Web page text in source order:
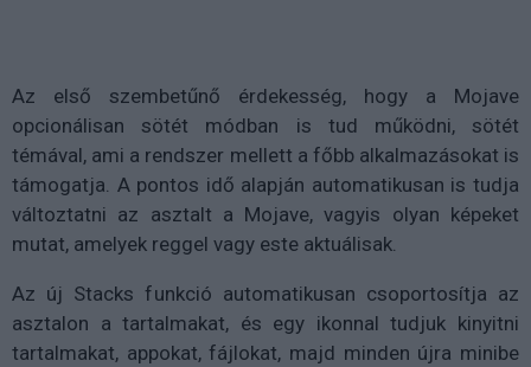
Az első szembetűnő érdekesség, hogy a Mojave
opcionálisan sötét módban is tud működni, sötét
témával, ami a rendszer mellett a főbb alkalmazásokat is
támogatja. A pontos idő alapján automatikusan is tudja
változtatni az asztalt a Mojave, vagyis olyan képeket
mutat, amelyek reggel vagy este aktuálisak.
Az új Stacks funkció automatikusan csoportosítja az
asztalon a tartalmakat, és egy ikonnal tudjuk kinyitni
tartalmakat, appokat, fájlokat, majd minden újra minibe